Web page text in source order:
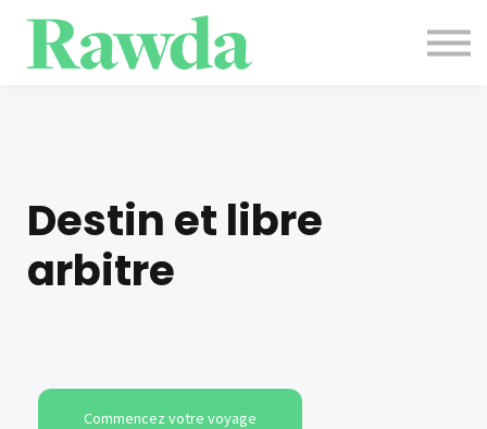
Contact
Blog
Destin et libre
arbitre
Commencez votre voyage